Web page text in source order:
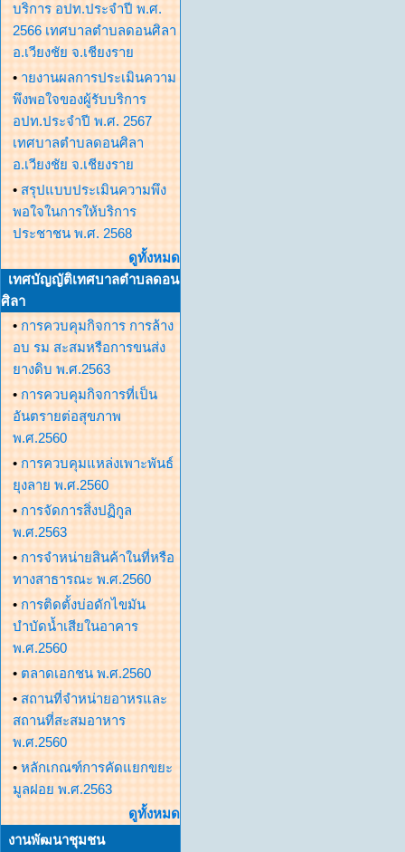
บริการ อปท.ประจำปี พ.ศ.
2566 เทศบาลตำบลดอนศิลา
อ.เวียงชัย จ.เชียงราย
• ายงานผลการประเมินความ
พึงพอใจของผู้รับบริการ
อปท.ประจำปี พ.ศ. 2567
เทศบาลตำบลดอนศิลา
อ.เวียงชัย จ.เชียงราย
• สรุปแบบประเมินความพึง
พอใจในการให้บริการ
ประชาชน พ.ศ. 2568
ดูทั้งหมด
เทศบัญญัติเทศบาลตำบลดอน
ศิลา
• การควบคุมกิจการ การล้าง
อบ รม สะสมหรือการขนส่ง
ยางดิบ พ.ศ.2563
• การควบคุมกิจการที่เป็น
อันตรายต่อสุขภาพ
พ.ศ.2560
• การควบคุมแหล่งเพาะพันธ์
ยุงลาย พ.ศ.2560
• การจัดการสิ่งปฏิกูล
พ.ศ.2563
• การจำหน่ายสินค้าในที่หรือ
ทางสาธารณะ พ.ศ.2560
• การติดตั้งบ่อดักไขมัน
บำบัดน้ำเสียในอาคาร
พ.ศ.2560
• ตลาดเอกชน พ.ศ.2560
• สถานที่จำหน่ายอาหรและ
สถานที่สะสมอาหาร
พ.ศ.2560
• หลักเกณฑ์การคัดแยกขยะ
มูลฝอย พ.ศ.2563
ดูทั้งหมด
งานพัฒนาชุมชน